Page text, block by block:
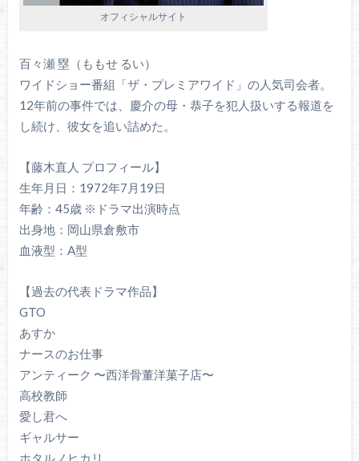
オフィシャルサイト
百々瀬 塁（ももせ るい）
ワイドショー番組「ザ・プレミアワイド」の人気司会者。
12年前の事件では、慶介の母・恭子を犯人扱いする報道を
し続け、彼女を追い詰めた。
【藤木直人 プロフィール】
生年月日：1972年7月19日
年齢：45歳 ※ドラマ出演時点
出身地：岡山県倉敷市
血液型：A型
【過去の代表ドラマ作品】
GTO
あすか
ナースのお仕事
アンティーク 〜西洋骨董洋菓子店〜
高校教師
愛し君へ
ギャルサー
ホタルノヒカリ